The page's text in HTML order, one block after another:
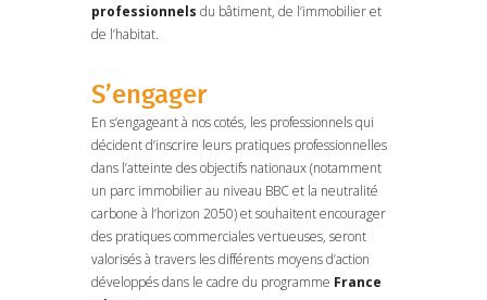
professionnels du bâtiment, de l’immobilier et
de l’habitat.
S’engager
En s’engageant à nos cotés, les professionnels qui
décident d’inscrire leurs pratiques professionnelles
dans l’atteinte des objectifs nationaux (notamment
un parc immobilier au niveau BBC et la neutralité
carbone à l’horizon 2050) et souhaitent encourager
des pratiques commerciales vertueuses, seront
valorisés à travers les différents moyens d’action
développés dans le cadre du programme France